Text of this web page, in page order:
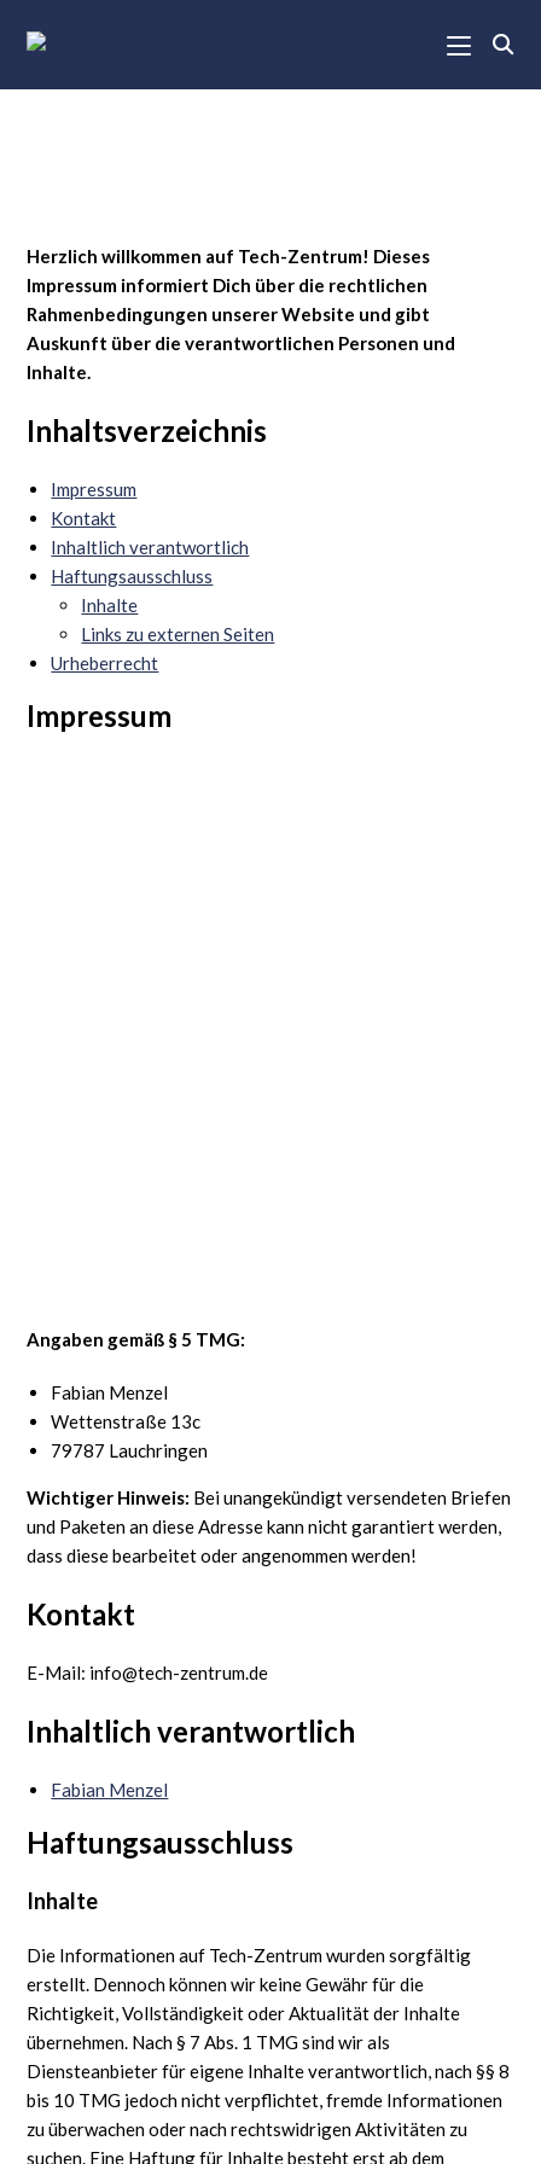
Herzlich willkommen auf Tech-Zentrum! Dieses
Impressum informiert Dich über die rechtlichen
Rahmenbedingungen unserer Website und gibt
Auskunft über die verantwortlichen Personen und
Inhalte.
Inhaltsverzeichnis
Impressum
Kontakt
Inhaltlich verantwortlich
Haftungsausschluss
Inhalte
Links zu externen Seiten
Urheberrecht
Impressum
Angaben gemäß § 5 TMG:
Fabian Menzel
Wettenstraße 13c
79787 Lauchringen
Wichtiger Hinweis: Bei unangekündigt versendeten Briefen
und Paketen an diese Adresse kann nicht garantiert werden,
dass diese bearbeitet oder angenommen werden!
Kontakt
E-Mail: info@tech-zentrum.de
Inhaltlich verantwortlich
Fabian Menzel
Haftungsausschluss
Inhalte
Die Informationen auf Tech-Zentrum wurden sorgfältig
erstellt. Dennoch können wir keine Gewähr für die
Richtigkeit, Vollständigkeit oder Aktualität der Inhalte
übernehmen. Nach § 7 Abs. 1 TMG sind wir als
Diensteanbieter für eigene Inhalte verantwortlich, nach §§ 8
bis 10 TMG jedoch nicht verpflichtet, fremde Informationen
zu überwachen oder nach rechtswidrigen Aktivitäten zu
suchen. Eine Haftung für Inhalte besteht erst ab dem